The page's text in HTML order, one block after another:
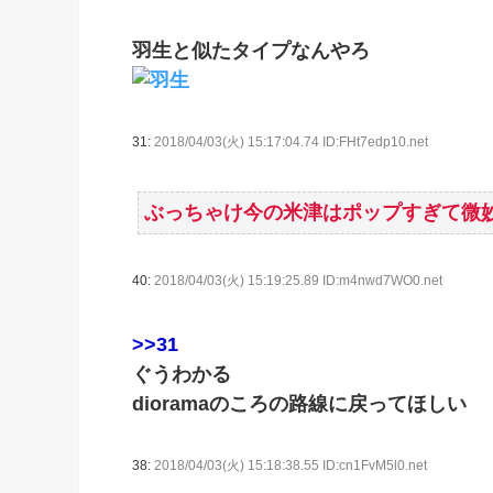
羽生と似たタイプなんやろ
31: 2018/04/03(火) 15:17:04.74 ID:FHt7edp10.net
ぶっちゃけ今の米津はポップすぎて微
40: 2018/04/03(火) 15:19:25.89 ID:m4nwd7WO0.net
>>31
ぐうわかる
dioramaのころの路線に戻ってほしい
38: 2018/04/03(火) 15:18:38.55 ID:cn1FvM5l0.net